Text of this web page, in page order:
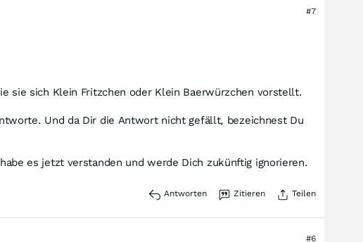
#7
sie sich Klein Fritzchen oder Klein Baerwürzchen vorstellt.
Und da Dir die Antwort nicht gefällt, bezeichnest Du
es jetzt verstanden und werde Dich zukünftig ignorieren.
Antworten Zitieren Teilen
#6